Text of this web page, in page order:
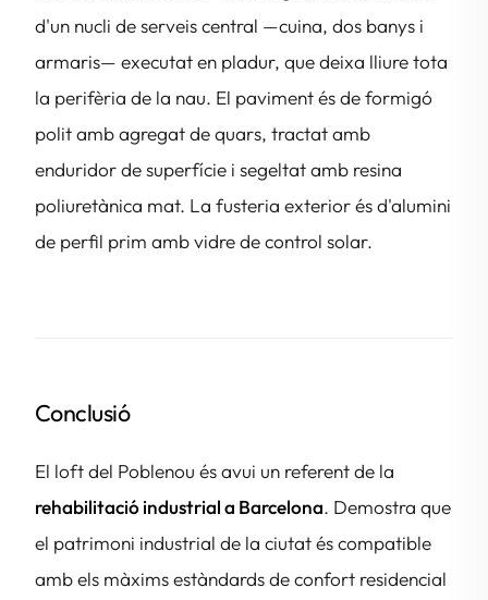
d'un nucli de serveis central —cuina, dos banys i
armaris— executat en pladur, que deixa lliure tota
la perifèria de la nau. El paviment és de formigó
polit amb agregat de quars, tractat amb
enduridor de superfície i segeltat amb resina
poliuretànica mat. La fusteria exterior és d'alumini
de perfil prim amb vidre de control solar.
Conclusió
El loft del Poblenou és avui un referent de la
rehabilitació industrial a Barcelona. Demostra que
el patrimoni industrial de la ciutat és compatible
amb els màxims estàndards de confort residencial